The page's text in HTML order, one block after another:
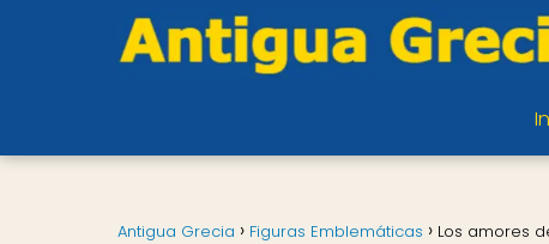
Antigua Grecia Figuras Emblemáticas Los amores